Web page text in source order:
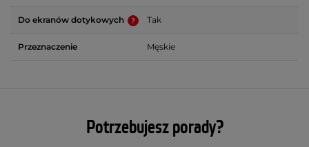
Do ekranów dotykowych Tak
Przeznaczenie Męskie
Potrzebujesz porady?